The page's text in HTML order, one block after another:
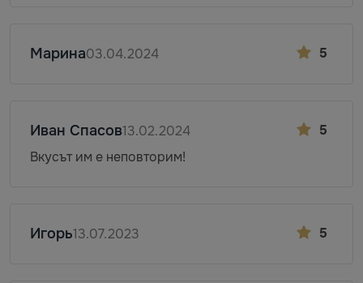
5
Марина03.04.2024
5
Иван Спасов13.02.2024
Вкусът им е неповторим!
5
Игорь13.07.2023